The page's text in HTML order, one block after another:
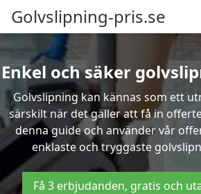
Golvslipning-pris.se
Enkel och säker
Golvslipning kan kännas som ett
särskilt när det gäller att få in
denna guide och använder vår
enklaste och tryggaste
Få 3 erbjudanden, gratis och